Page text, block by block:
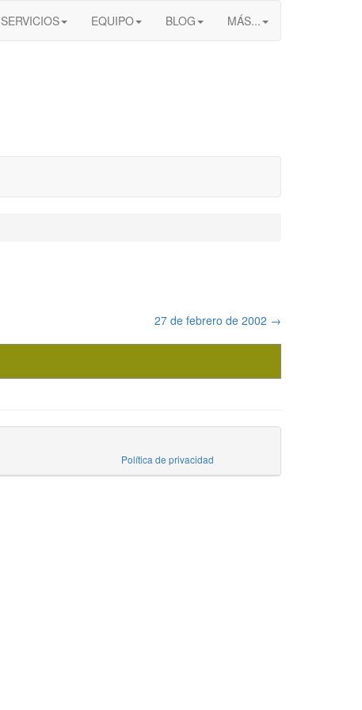
SERVICIOS EQUIPO BLOG MÁS...
27 de febrero de 2002 →
Política de privacidad